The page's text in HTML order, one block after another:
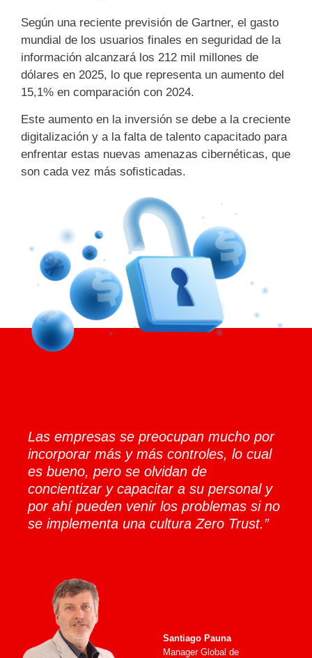
Según una reciente previsión de Gartner, el gasto
mundial de los usuarios finales en seguridad de la
información alcanzará los 212 mil millones de
dólares en 2025, lo que representa un aumento del
15,1% en comparación con 2024.
Este aumento en la inversión se debe a la creciente
digitalización y a la falta de talento capacitado para
enfrentar estas nuevas amenazas cibernéticas, que
son cada vez más sofisticadas.
Santiago Pauna
Manager Global de
Las empresas se preocupan mucho por
incorporar más y más controles, lo cual
es bueno, pero se olvidan de
concientizar y capacitar a su personal y
por ahí pueden venir los problemas si no
se implementa una cultura Zero Trust.”